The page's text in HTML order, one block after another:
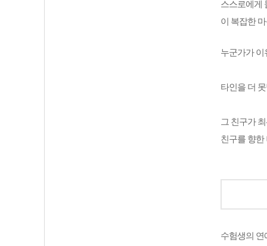
스스로에게
이 복잡한
누군가가 이
타인을 더
그 친구가
친구를 향한
수험생의 연